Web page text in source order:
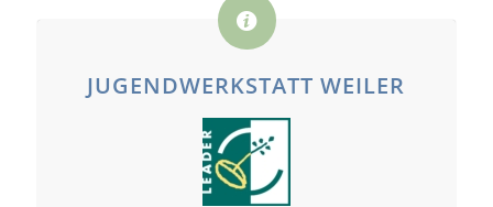
JUGENDWERKSTATT WEILER